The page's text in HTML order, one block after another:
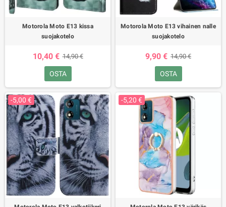
Motorola Moto E13 kissa
suojakotelo
10,40 € 14,90 €
OSTA
Motorola Moto E13 vihainen nalle
suojakotelo
9,90 € 14,90 €
OSTA
-5,00 € -5,20 €